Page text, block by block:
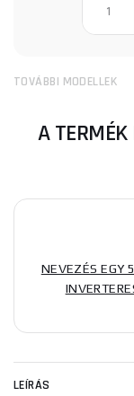
TOVÁBBI MODELLEK
A
NEVEZÉS EGY
LEÍRÁS